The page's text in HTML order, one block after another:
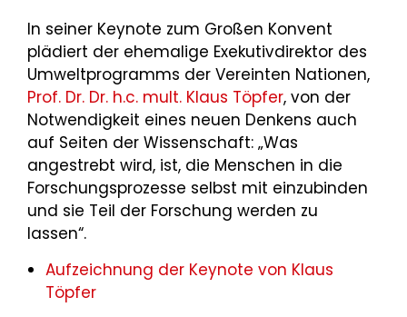
In seiner Keynote zum Großen Konvent
plädiert der ehemalige Exekutivdirektor des
Umweltprogramms der Vereinten Nationen,
Prof. Dr. Dr. h.c. mult. Klaus Töpfer, von der
Notwendigkeit eines neuen Denkens auch
auf Seiten der Wissenschaft: „Was
angestrebt wird, ist, die Menschen in die
Forschungsprozesse selbst mit einzubinden
und sie Teil der Forschung werden zu
lassen“.
Aufzeichnung der Keynote von Klaus
Töpfer